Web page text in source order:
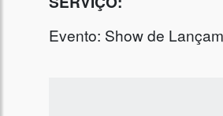
Evento: Show de